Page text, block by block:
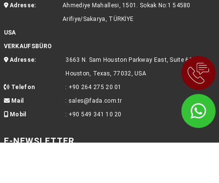
Adresse:
Ahmediye Mahallesi, 1501. Sokak No:1 54580
Arifiye/Sakarya, TÜRKİYE
USA
VERKAUFSBÜRO
Adresse:
3663 N. Sam Houston Parkway East, Suite 600,
Houston, Texas, 77032, USA
Telefon
: +90 264 275 20 01
Mail
: sales@fada.com.tr
Mobil
: +90 549 341 10 20
E-NEWSLETTER